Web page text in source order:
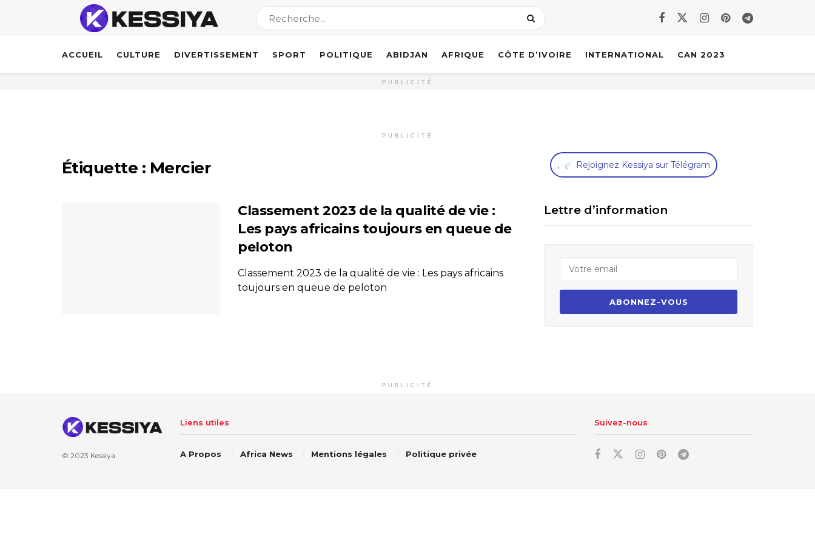
ACCUEIL CULTURE DIVERTISSEMENT SPORT POLITIQUE ABIDJAN AFRIQUE CÔTE D’IVOIRE INTERNATIONAL CAN 2023
PUBLICITÉ
PUBLICITÉ
Étiquette : Mercier
Classement 2023 de la qualité de vie :
Les pays africains toujours en queue de
peloton
Classement 2023 de la qualité de vie : Les pays africains
toujours en queue de peloton
, Rejoignez Kessiya sur Télégram
Lettre d’information
PUBLICITÉ
© 2023 Kessiya
Liens utiles
A Propos Africa News Mentions légales Politique privée
Suivez-nous